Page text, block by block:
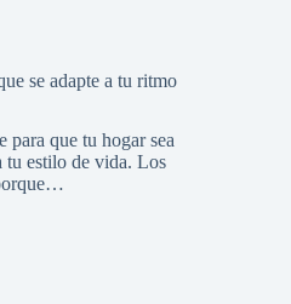
se adapte a tu ritmo
para que tu hogar sea
tu estilo de vida. Los